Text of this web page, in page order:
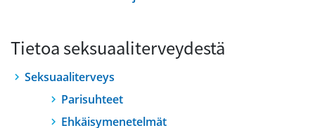
Tietoa seksuaaliterveydestä
Seksuaaliterveys
Parisuhteet
Ehkäisymenetelmät